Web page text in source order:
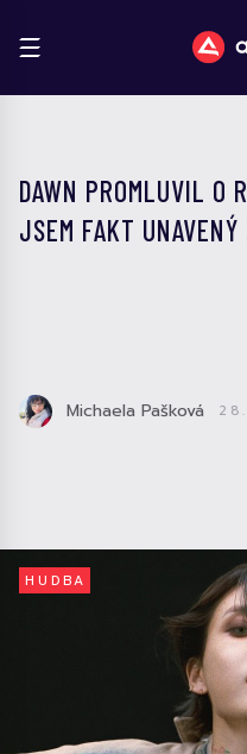
DAWN PROMLUVIL O
JSEM FAKT
Michaela Pašková
HUDBA